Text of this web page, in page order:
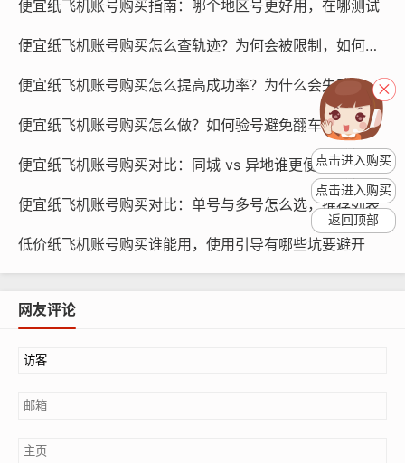
纸飞机账号购买, 在线购买tg账号, 电报聊天账号购买,wdd
16888.com
确认账号价格：在购买账号时，一定要确认账号的价格是
否合理，如果价格明显低于市场价，建议谨慎购买。
查看封禁风险
查看账号注册时间：账号的注册时间可以反映出账号的活
使用了一段时间，存在被封禁的风险。
查看账号粉丝数量：账号的粉丝数量可以反映出账号的受
便宜纸飞机账号购买指南：哪个地区号更好用，在哪测试
便宜纸飞机账号购买怎么查轨迹？为何会被限制，如何应对
便宜纸飞机账号购买怎么提高成功率？为什么会失败，如何优化流程
便宜纸飞机账号购买怎么做？如何验号避免翻车，建议看哪些点
便宜纸飞机账号购买对比：同城 vs 异地谁更便宜，怎么比较
便宜纸飞机账号购买对比：单号与多号怎么选，推荐列表
低价纸飞机账号购买谁能用，使用引导有哪些坑要避开
网友评论
点击进入购买
点击进入购买
返回顶部